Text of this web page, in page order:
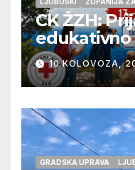
LJUBUŠKI ŽUPANIJA
CK ŽZH:
edukativno
Novom
10 KOLOVOZA,
GRADSKA UPRAVA